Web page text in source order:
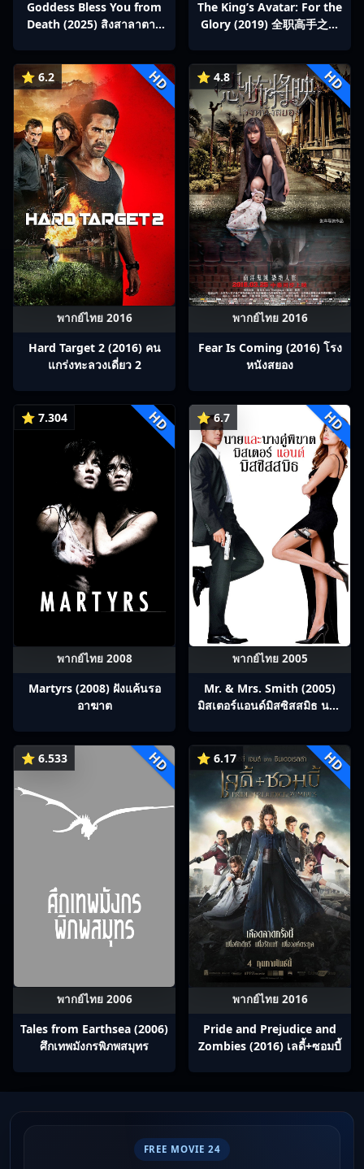
Goddess Bless You from
Death (2025) สิงสาลาตาย
The King’s Avatar: For the
Glory (2019) 全职高手之巅
⭐ 6.2 HD
พากย์ไทย 2016
Hard Target 2 (2016) คน
แกร่งทะลวงเดี่ยว 2
⭐ 4.8 HD
พากย์ไทย 2016
Fear Is Coming (2016) โรง
หนังสยอง
⭐ 7.304 HD
พากย์ไทย 2008
Martyrs (2008) ฝังแค้นรอ
อาฆาต
⭐ 6.7 HD
พากย์ไทย 2005
Mr. & Mrs. Smith (2005)
มิสเตอร์แอนด์มิสซิสสมิธ นาย
⭐ 6.533 HD
พากย์ไทย 2006
Tales from Earthsea (2006)
ศึกเทพมังกรพิภพสมุทร
⭐ 6.17 HD
พากย์ไทย 2016
Pride and Prejudice and
Zombies (2016) เลดี้+ซอมบี้
FREE MOVIE 24